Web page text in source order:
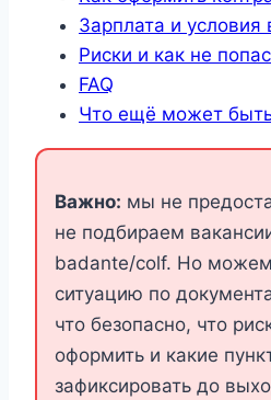
Зарплата и условия
Риски и как не
FAQ
Что ещё может
Важно: мы не
не подбираем
badante/colf. Но
ситуацию по
что безопасно, что
оформить и какие
зафиксировать до